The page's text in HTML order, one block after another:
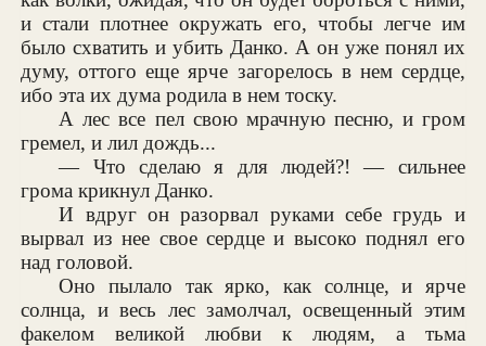
и стали плотнее окружать его, чтобы легче им
было схватить и убить Данко. А он уже понял их
думу, оттого еще ярче загорелось в нем сердце,
ибо эта их дума родила в нем тоску.
А лес все пел свою мрачную песню, и гром
гремел, и лил дождь...
— Что сделаю я для людей?! — сильнее
грома крикнул Данко.
И вдруг он разорвал руками себе грудь и
вырвал из нее свое сердце и высоко поднял его
над головой.
Оно пылало так ярко, как солнце, и ярче
солнца, и весь лес замолчал, освещенный этим
факелом великой любви к людям, а тьма